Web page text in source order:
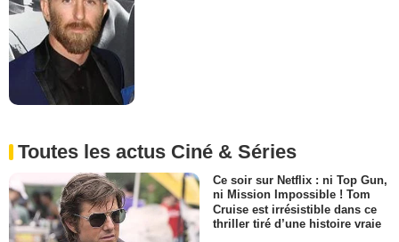
Toutes les actus Ciné & Séries
Ce soir sur Netflix : ni Top Gun,
ni Mission Impossible ! Tom
Cruise est irrésistible dans ce
thriller tiré d’une histoire vraie